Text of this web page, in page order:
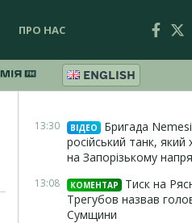
ПРО НАС
ENGLISH
13:30 ВІДЕО
Бригада
російський танк, який
на Запорізькому
13:08 КОМЕНТАР
Тиск на
Трегубов назвав
Сумщини